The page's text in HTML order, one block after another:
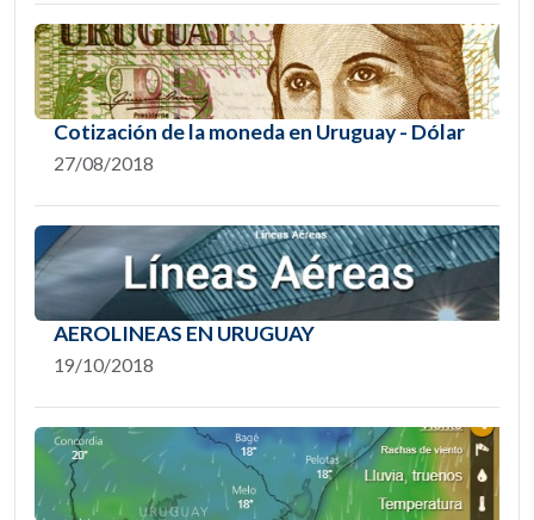
Cotización de la moneda en Uruguay - Dólar
27/08/2018
AEROLINEAS EN URUGUAY
19/10/2018